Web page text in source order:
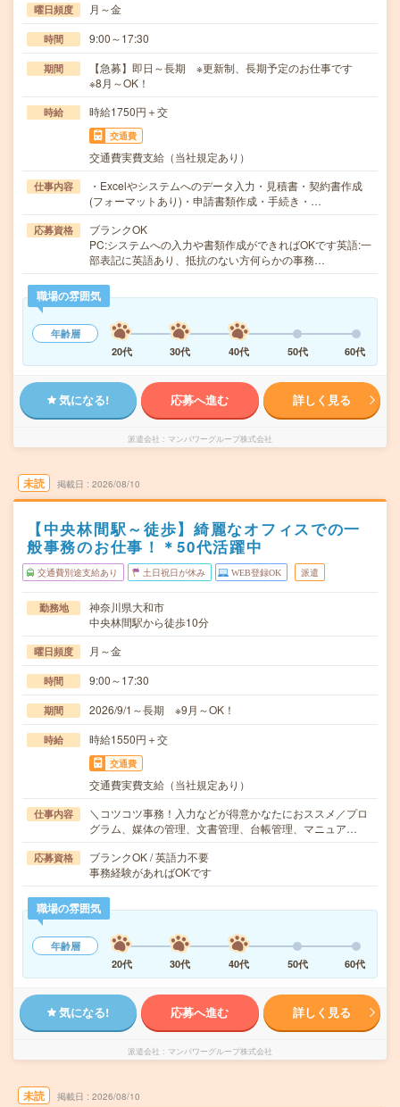
曜日頻度 月～金
時間 9:00～17:30
期間
【急募】即日～長期 ※更新制、長期予定のお仕事です
※8月～OK！
時給 時給1750円＋交
交通費
交通費実費支給（当社規定あり）
仕事内容
・Excelやシステムへのデータ入力・見積書・契約書作成
(フォーマットあり)・申請書類作成・手続き・…
応募資格
ブランクOK
PC:システムへの入力や書類作成ができればOKです英語:一
部表記に英語あり、抵抗のない方何らかの事務…
職場の雰囲気
年齢層
20代
30代 40代 50代 60代
気になる! 応募へ進む 詳しく見る
派遣会社 マンパワーグループ株式会社
未読 掲載日 2026/08/10
【中央林間駅～徒歩】綺麗なオフィスでの一
般事務のお仕事！＊50代活躍中
交通費別途支給あり 土日祝日が休み WEB登録OK 派遣
勤務地
神奈川県大和市
中央林間駅から徒歩10分
曜日頻度 月～金
時間 9:00～17:30
期間 2026/9/1～長期 ※9月～OK！
時給 時給1550円＋交
交通費
交通費実費支給（当社規定あり）
仕事内容
＼コツコツ事務！入力などが得意かなたにおススメ／プロ
グラム、媒体の管理、文書管理、台帳管理、マニュア…
応募資格
ブランクOK / 英語力不要
事務経験があればOKです
職場の雰囲気
年齢層
20代
30代 40代 50代 60代
気になる! 応募へ進む 詳しく見る
派遣会社 マンパワーグループ株式会社
未読 掲載日 2026/08/10